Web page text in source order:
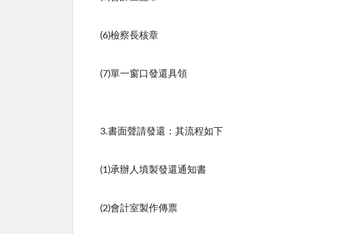
(6)檢察長核章
(7)單一窗口發還具領
3.書面聲請發還：其流程如下
(1)承辦人填製發還通知書
(2)會計室製作傳票